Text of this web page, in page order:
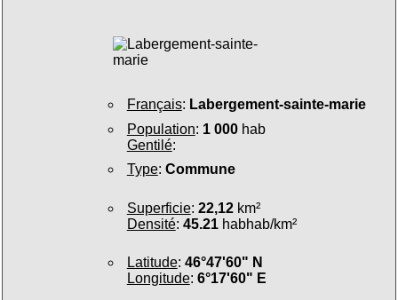
Français: Labergement-sainte-marie
Population: 1 000hab
Gentilé:
Type: Commune
Superficie: 22,12km²
Densité: 45.21habhab/km²
Latitude: 46°47'60" N
Longitude: 6°17'60" E